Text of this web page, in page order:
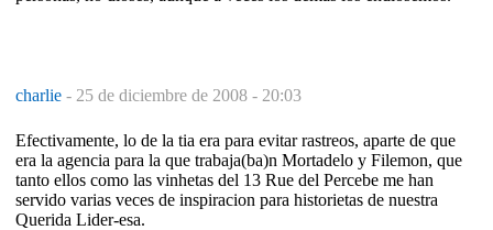
charlie - 25 de diciembre de 2008 - 20:03
Efectivamente, lo de la tia era para evitar rastreos, aparte de que
era la agencia para la que trabaja(ba)n Mortadelo y Filemon, que
tanto ellos como las vinhetas del 13 Rue del Percebe me han
servido varias veces de inspiracion para historietas de nuestra
Querida Lider-esa.